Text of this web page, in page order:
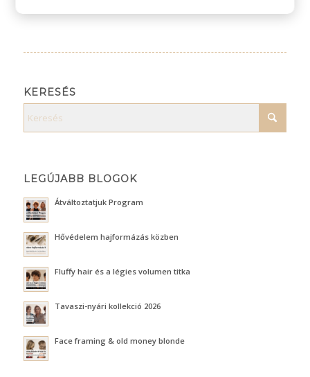
KERESÉS
LEGÚJABB BLOGOK
Átváltoztatjuk Program
Hővédelem hajformázás közben
Fluffy hair és a légies volumen titka
Tavaszi-nyári kollekció 2026
Face framing & old money blonde